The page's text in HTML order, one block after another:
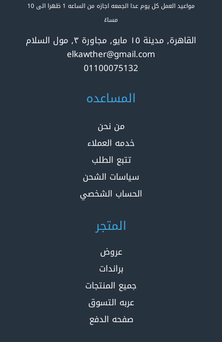
مواعيد العمل كل يوم عدا الجمعه اجازه من الساعه 1 ظهرا الى 10
مساءً
القاهرة, مدينة ١٥ مايو, مجاورة ٣, مول السلام
elkawther@gmail.com
01100075132
المساعده
من نحن
خدمه العملاء
تتبع الطلب
سياسات الشحن
الحساب الشخصي
المتجر
عروض
براندات
جميع المنتجات
عربه التسوق
صفحه الدفع